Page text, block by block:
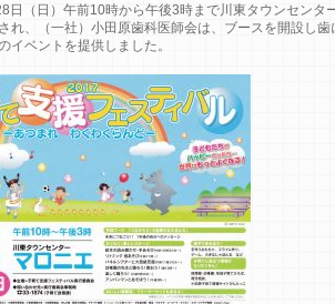
日（日）午前10時から午後3時まで川東タウンセンタ
れ、（一社）小田原歯科医師会は、ブースを開設し
イベントを提供しました。